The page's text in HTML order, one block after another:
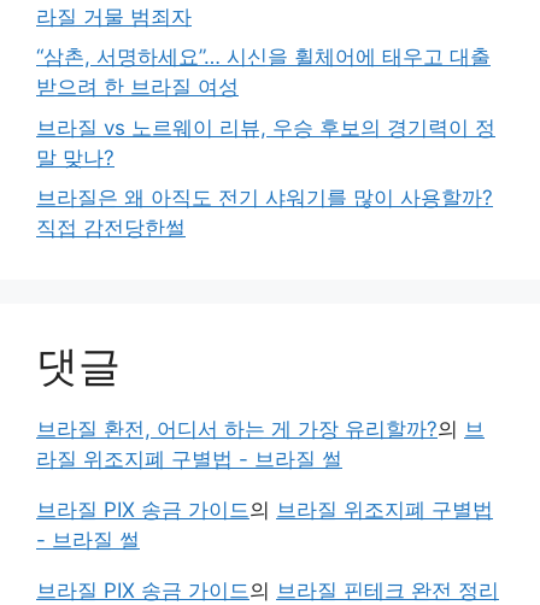
라질 거물 범죄자
“삼촌, 서명하세요”… 시신을 휠체어에 태우고 대출
받으려 한 브라질 여성
브라질 vs 노르웨이 리뷰, 우승 후보의 경기력이 정
말 맞나?
브라질은 왜 아직도 전기 샤워기를 많이 사용할까?
직접 감전당한썰
댓글
브라질 환전, 어디서 하는 게 가장 유리할까?의 브
라질 위조지폐 구별법 - 브라질 썰
브라질 PIX 송금 가이드의 브라질 위조지폐 구별법
- 브라질 썰
브라질 PIX 송금 가이드의 브라질 핀테크 완전 정리